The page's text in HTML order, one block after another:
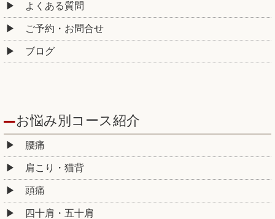
よくある質問
ご予約・お問合せ
ブログ
お悩み別コース紹介
腰痛
肩こり・猫背
頭痛
四十肩・五十肩